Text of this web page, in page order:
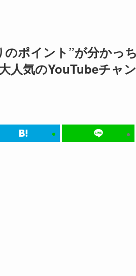
ポイント”が分かっ
人気のYouTubeチャ